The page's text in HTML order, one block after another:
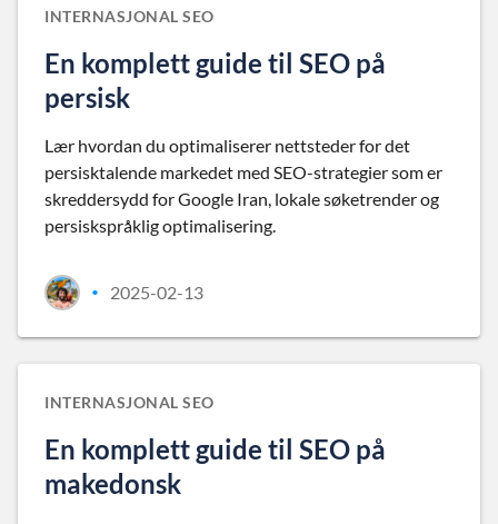
INTERNASJONAL SEO
En komplett guide til SEO på
persisk
Lær hvordan du optimaliserer nettsteder for det
persisktalende markedet med SEO-strategier som er
skreddersydd for Google Iran, lokale søketrender og
persiskspråklig optimalisering.
• 2025-02-13
INTERNASJONAL SEO
En komplett guide til SEO på
makedonsk